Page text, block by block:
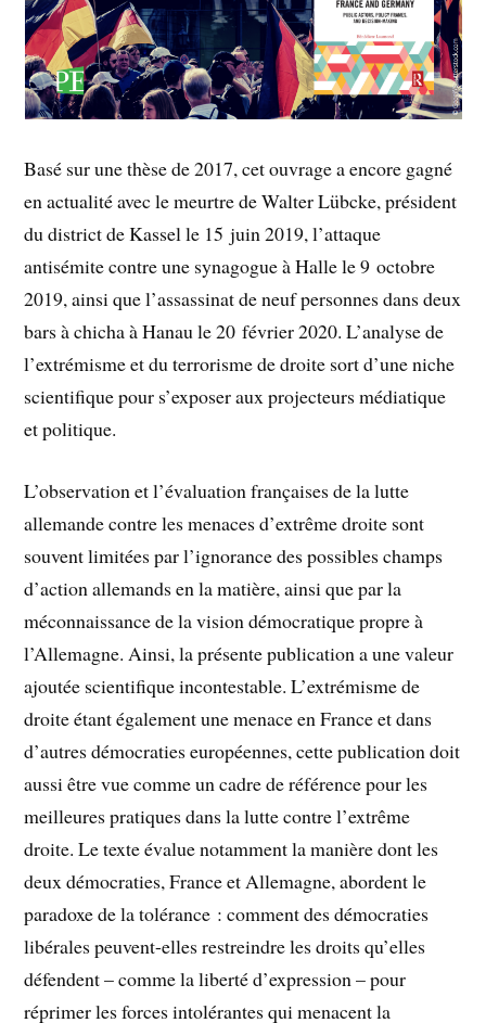
Basé sur une thèse de 2017, cet ouvrage a encore gagné
en actualité avec le meurtre de Walter Lübcke, président
du district de Kassel le 15 juin 2019, l’attaque
antisémite contre une synagogue à Halle le 9 octobre
2019, ainsi que l’assassinat de neuf personnes dans deux
bars à chicha à Hanau le 20 février 2020. L’analyse de
l’extrémisme et du terrorisme de droite sort d’une niche
scientifique pour s’exposer aux projecteurs médiatique
et politique.
L’observation et l’évaluation françaises de la lutte
allemande contre les menaces d’extrême droite sont
souvent limitées par l’ignorance des possibles champs
d’action allemands en la matière, ainsi que par la
méconnaissance de la vision démocratique propre à
l’Allemagne. Ainsi, la présente publication a une valeur
ajoutée scientifique incontestable. L’extrémisme de
droite étant également une menace en France et dans
d’autres démocraties européennes, cette publication doit
aussi être vue comme un cadre de référence pour les
meilleures pratiques dans la lutte contre l’extrême
droite. Le texte évalue notamment la manière dont les
deux démocraties, France et Allemagne, abordent le
paradoxe de la tolérance : comment des démocraties
libérales peuvent-elles restreindre les droits qu’elles
défendent – comme la liberté d’expression – pour
réprimer les forces intolérantes qui menacent la